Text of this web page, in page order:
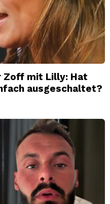
Zoff mit Lilly: Hat
ausgeschaltet?